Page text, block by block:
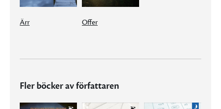
Ärr Offer
Fler böcker av författaren